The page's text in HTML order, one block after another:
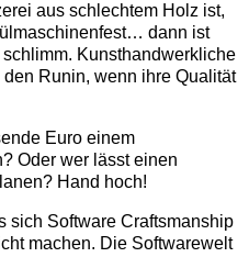
aus schlechtem Holz ist,
dann ist
Kunsthandwerkliche
Runin, wenn ihre Qualität
Euro einem
Oder wer lässt einen
Hand hoch!
sich Software Craftsmanship
machen. Die Softwarewelt